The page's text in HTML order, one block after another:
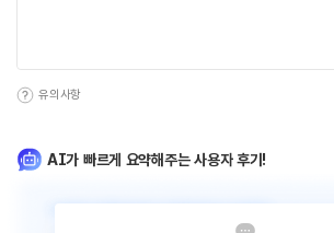
유의사항
AI가 빠르게 요약해주는 사용자 후기!